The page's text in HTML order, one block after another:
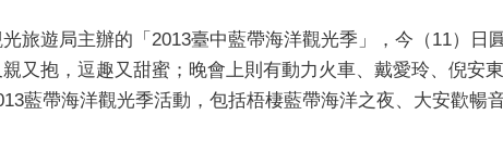
旅遊局主辦的「2013臺中藍帶海洋觀光季」，今（11）
又抱，逗趣又甜蜜；晚會上則有動力火車、戴愛玲、倪安
藍帶海洋觀光季活動，包括梧棲藍帶海洋之夜、大安歡暢